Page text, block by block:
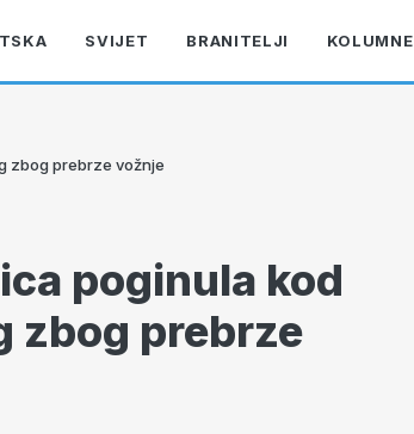
SVIJET BRANITELJI KOLUMNE
zbog prebrze vožnje
poginula kod
zbog prebrze